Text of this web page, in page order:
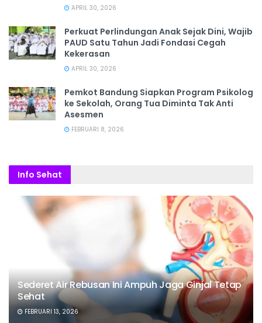
APRIL 30, 2026
Perkuat Perlindungan Anak Sejak Dini, Wajib
PAUD Satu Tahun Jadi Fondasi Cegah
Kekerasan
APRIL 30, 2026
Pemkot Bandung Siapkan Program Psikolog
ke Sekolah, Orang Tua Diminta Tak Anti
Asesmen
FEBRUARI 8, 2026
Info Sehat
Sederet Air Rebusan Ini Ampuh Jaga Ginjal Tetap
Sehat
FEBRUARI 13, 2026